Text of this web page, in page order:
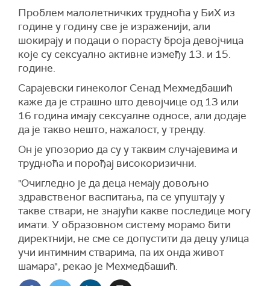
Проблем малолетничких трудноћа у БиХ из
године у годину све је израженији, али
шокирају и подаци о порасту броја девојчица
које су сексуално активне између 13. и 15.
године.
Сарајевски гинеколог Сенад Мехмедбашић
каже да је страшно што девојчице од 13 или
16 година имају сексуалне односе, али додаје
да је такво нешто, нажалост, у тренду.
Он је упозорио да су у таквим случајевима и
трудноћа и порођај високоризични.
"Очигледно је да деца немају довољно
здравственог васпитања, па се упуштају у
такве ствари, не знајући какве последице могу
имати. У образовном систему морамо бити
директнији, не сме се допустити да децу улица
учи интимним стварима, па их онда живот
шамара", рекао је Мехмедбашић.